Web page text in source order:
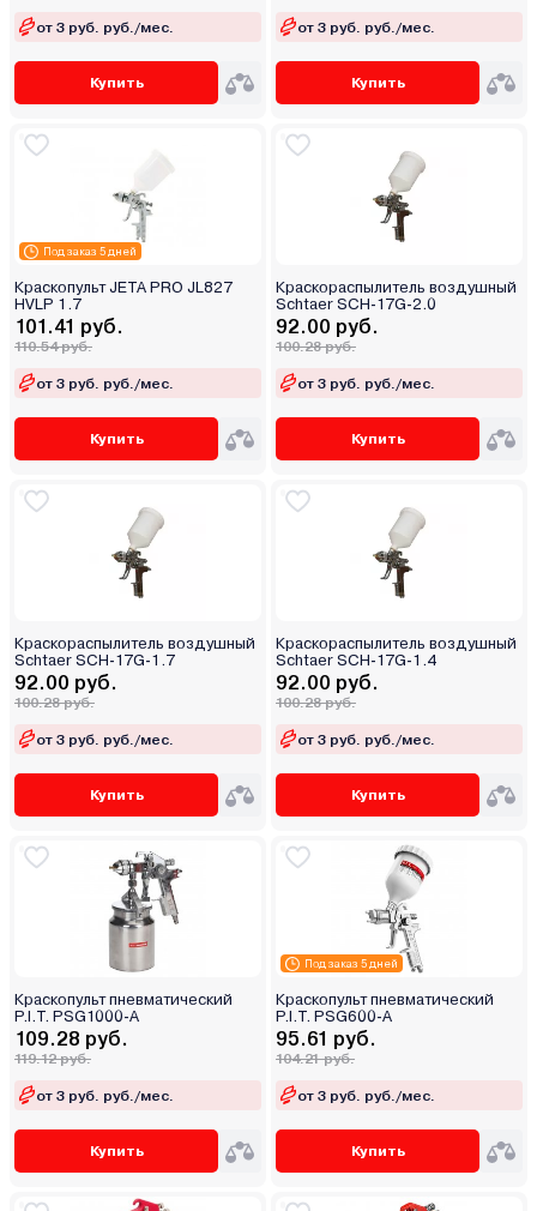
от 3 руб. руб./мес.
Купить
от 3 руб. руб./мес.
Купить
Под заказ 5 дней
Краскопульт JETA PRO JL827
HVLP 1.7
101.41 руб.
110.54 руб.
от 3 руб. руб./мес.
Купить
Краскораспылитель воздушный
Schtaer SCH-17G-2.0
92.00 руб.
100.28 руб.
от 3 руб. руб./мес.
Купить
Краскораспылитель воздушный
Schtaer SCH-17G-1.7
92.00 руб.
100.28 руб.
от 3 руб. руб./мес.
Купить
Краскораспылитель воздушный
Schtaer SCH-17G-1.4
92.00 руб.
100.28 руб.
от 3 руб. руб./мес.
Купить
Краскопульт пневматический
P.I.T. PSG1000-A
109.28 руб.
119.12 руб.
от 3 руб. руб./мес.
Купить
Под заказ 5 дней
Краскопульт пневматический
P.I.T. PSG600-A
95.61 руб.
104.21 руб.
от 3 руб. руб./мес.
Купить